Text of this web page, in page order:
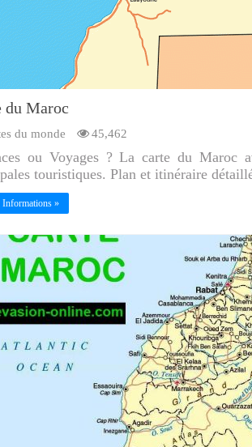
du Maroc
du monde 45,462
ou Voyages ? La carte du Maroc
touristiques. Plan et itinéraire
Informations »